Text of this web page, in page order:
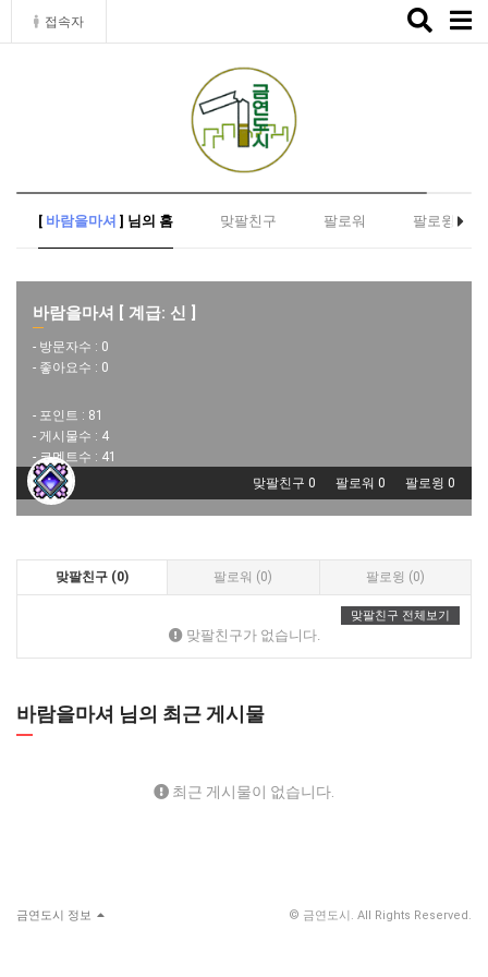
접속자
Toggle
[ 바람을마셔 ] 님의 홈 맞팔친구 팔로워 팔로윙
바람을마셔 [ 계급: 신 ]
- 방문자수 : 0
- 좋아요수 : 0
- 포인트 : 81
- 게시물수 : 4
- 코멘트수 : 41
맞팔친구 0
팔로워 0 팔로윙 0
맞팔친구 (0) 팔로워 (0) 팔로윙 (0)
맞팔친구 전체보기
맞팔친구가 없습니다.
바람을마셔 님의 최근 게시물
최근 게시물이 없습니다.
금연도시 정보 © 금연도시. All Rights Reserved.